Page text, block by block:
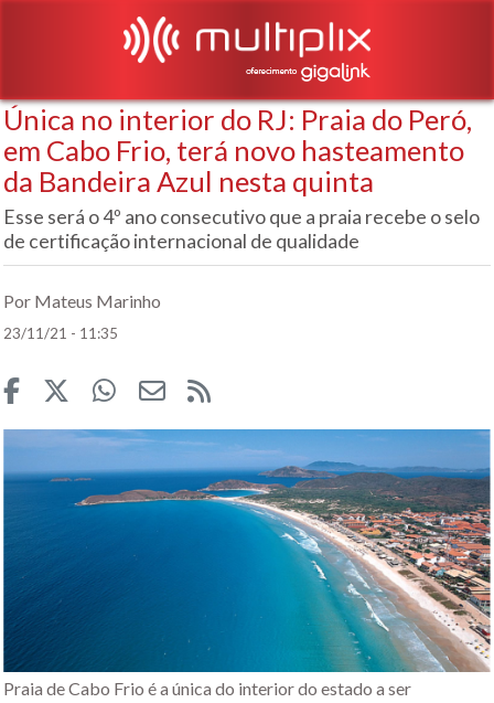
Única no interior do RJ: Praia do Peró,
em Cabo Frio, terá novo hasteamento
da Bandeira Azul nesta quinta
Esse será o 4º ano consecutivo que a praia recebe o selo
de certificação internacional de qualidade
Por Mateus Marinho
23/11/21 - 11:35
Praia de Cabo Frio é a única do interior do estado a ser